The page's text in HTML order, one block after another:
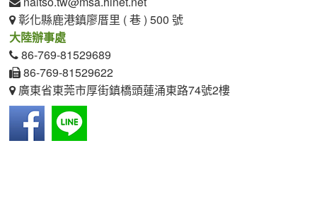
彰化縣鹿港鎮廖厝里 ( 巷 ) 500 號
大陸辦事處
86-769-81529689
86-769-81529622
廣東省東莞市厚街鎮橋頭蓮涌東路74號2樓